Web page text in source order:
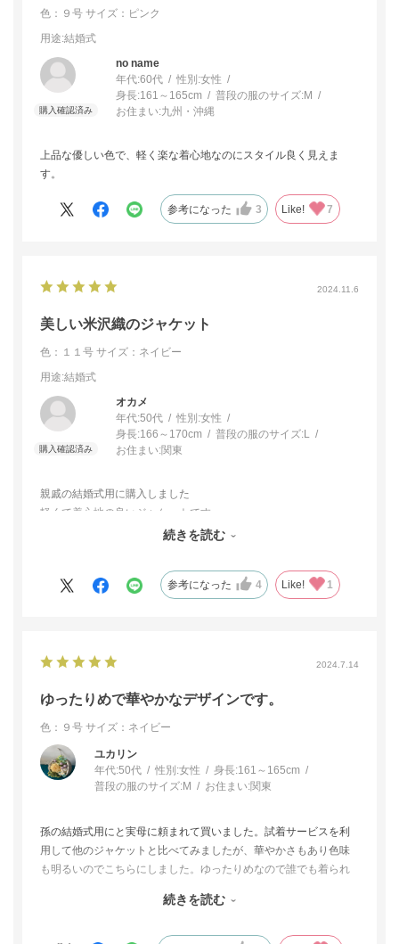
色：９号 サイズ：ピンク
用途:結婚式
no name
年代:60代 性別:女性
身長:161～165cm 普段の服のサイズ:M
お住まい:九州・沖縄
上品な優しい色で、軽く楽な着心地なのにスタイル良く見えま
す。
参考になった 3 Like! 7
2024.11.6
美しい米沢織のジャケット
色：１１号 サイズ：ネイビー
用途:結婚式
オカメ
年代:50代 性別:女性
身長:166～170cm 普段の服のサイズ:L
お住まい:関東
親戚の結婚式用に購入しました
軽くて着心地の良いジャケットです
襟元のフリルが華やかさを添えてくれます
続きを読む
参考になった 4 Like! 1
2024.7.14
ゆったりめで華やかなデザインです。
色：９号 サイズ：ネイビー
ユカリン
年代:50代 性別:女性 身長:161～165cm
普段の服のサイズ:M お住まい:関東
孫の結婚式用にと実母に頼まれて買いました。試着サービスを利
用して他のジャケットと比べてみましたが、華やかさもあり色味
も明るいのでこちらにしました。ゆったりめなので誰でも着られ
心地はネット画像で予想していたとおり、薄いというか固い感じ
続きを読む